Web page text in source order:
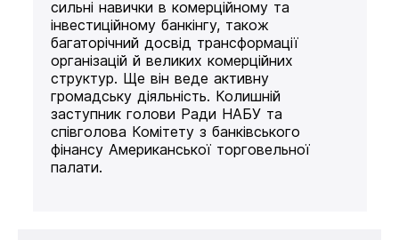
сильні навички в комерційному та
інвестиційному банкінгу, також
багаторічний досвід трансформації
організацій й великих комерційних
структур. Ще він веде активну
громадську діяльність. Колишній
заступник голови Ради НАБУ та
співголова Комітету з банківського
фінансу Американської торговельної
палати.